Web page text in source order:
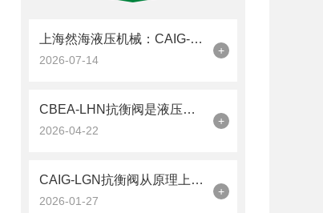
上海然海液压机械：CAIG-LGN抗衡阀的品质之选——实测数据解析
2026-07-14
+
CBEA-LHN抗衡阀是液压系统中的平衡卫士
2026-04-22
+
CAIG-LGN抗衡阀从原理上可分解为以下三个层面
2026-01-27
+